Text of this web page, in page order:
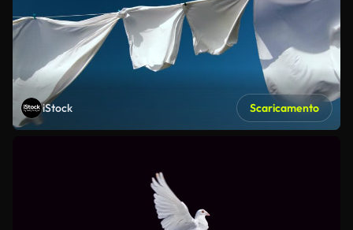
iStock Scaricamento